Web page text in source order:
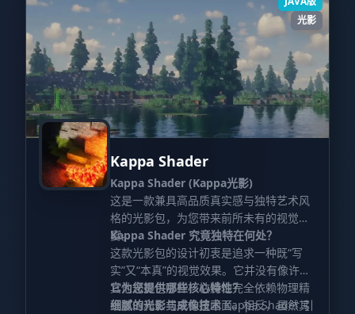
光影
Kappa Shader
Kappa Shader (Kappa光影)
这是一款兼具高品质真实感与独特艺术风
格的光影包，为您带来前所未有的视觉盛
宴。
Kappa Shader 究竟独特在何处？
这款光影包的设计初衷是追求一种既“写
实”又“本真”的视觉效果。它并没有像许多
其他光影包那样，枯燥地完全依赖物理精
确数值和公式来构建画面。相反，虽然其
它为您提供哪些核心特性？
细腻的光影与成像技术Kappa Shader 引